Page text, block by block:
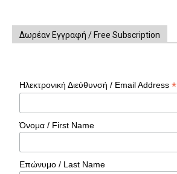
Δωρέαν Εγγραφή / Free Subscription
Ηλεκτρονική Διεύθυνσή / Email Address*
Όνομα / First Name
Επώνυμο / Last Name